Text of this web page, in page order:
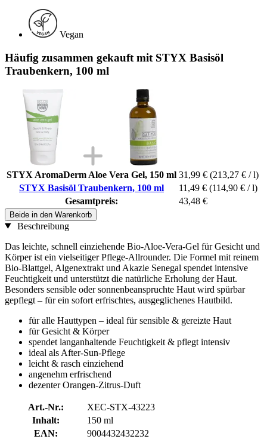
Vegan
Häufig zusammen gekauft mit STYX Basisöl
Traubenkern, 100 ml
STYX AromaDerm Aloe Vera Gel, 150 ml 31,99 € (213,27 € / l)
STYX Basisöl Traubenkern, 100 ml
11,49 € (114,90 € / l)
Gesamtpreis:
43,48 €
Beide in den Warenkorb
Beschreibung
Das leichte, schnell einziehende Bio-Aloe-Vera-Gel für Gesicht und
Körper ist ein vielseitiger Pflege-Allrounder. Die Formel mit reinem
Bio-Blattgel, Algenextrakt und Akazie Senegal spendet intensive
Feuchtigkeit und unterstützt die natürliche Erholung der Haut.
Besonders sensible oder sonnenbeanspruchte Haut wird spürbar
gepflegt – für ein sofort erfrischtes, ausgeglichenes Hautbild.
für alle Hauttypen – ideal für sensible & gereizte Haut
für Gesicht & Körper
spendet langanhaltende Feuchtigkeit & pflegt intensiv
ideal als After-Sun-Pflege
leicht & rasch einziehend
angenehm erfrischend
dezenter Orangen-Zitrus-Duft
Art.-Nr.:
XEC-STX-43223
Inhalt:
150 ml
EAN:
9004432432232